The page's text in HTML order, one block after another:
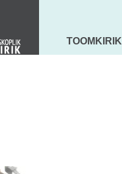
MAARJA KIRIK
TOOMKIRIK